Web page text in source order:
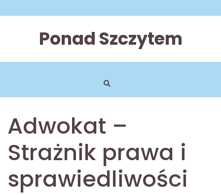
to
Ponad Szczytem
Adwokat –
Strażnik prawa i
sprawiedliwości